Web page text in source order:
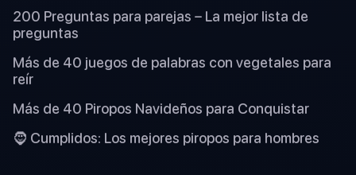
200 Preguntas para parejas – La mejor lista de
preguntas
Más de 40 juegos de palabras con vegetales para
reír
Más de 40 Piropos Navideños para Conquistar
🧔 Cumplidos: Los mejores piropos para hombres